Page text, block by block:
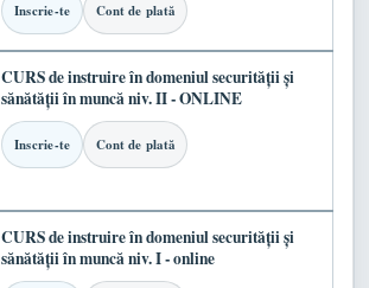
Inscrie-te Cont de plată
CURS de instruire în domeniul securității și
sănătății în muncă niv. II - ONLINE
Inscrie-te Cont de plată
CURS de instruire în domeniul securității și
sănătății în muncă niv. I - online